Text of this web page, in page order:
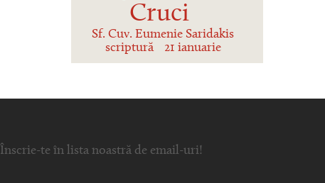
Cruci
Sf. Cuv. Eumenie Saridakis
scriptură
21 ianuarie
Înscrie-te în lista noastră de email-uri!